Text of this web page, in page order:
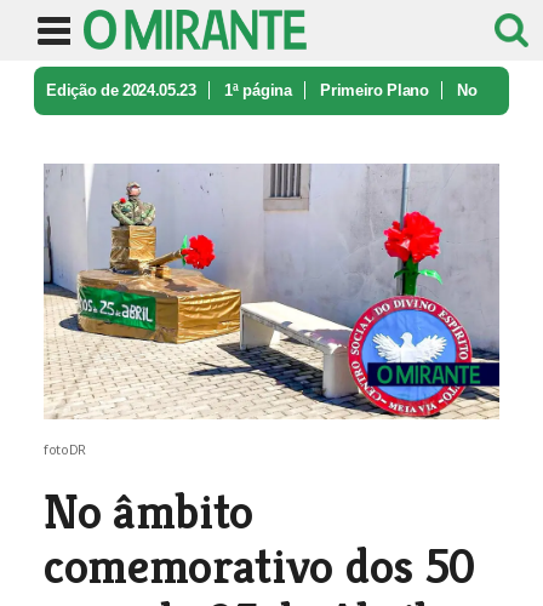
Edição de 2024.05.23 1ª página Primeiro Plano No
fotoDR
No âmbito
comemorativo dos 50